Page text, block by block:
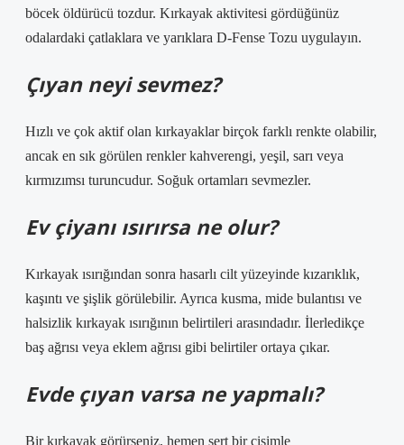
böcek öldürücü tozdur. Kırkayak aktivitesi gördüğünüz
odalardaki çatlaklara ve yarıklara D-Fense Tozu uygulayın.
Çıyan neyi sevmez?
Hızlı ve çok aktif olan kırkayaklar birçok farklı renkte olabilir,
ancak en sık görülen renkler kahverengi, yeşil, sarı veya
kırmızımsı turuncudur. Soğuk ortamları sevmezler.
Ev çiyanı ısırırsa ne olur?
Kırkayak ısırığından sonra hasarlı cilt yüzeyinde kızarıklık,
kaşıntı ve şişlik görülebilir. Ayrıca kusma, mide bulantısı ve
halsizlik kırkayak ısırığının belirtileri arasındadır. İlerledikçe
baş ağrısı veya eklem ağrısı gibi belirtiler ortaya çıkar.
Evde çıyan varsa ne yapmalı?
Bir kırkayak görürseniz, hemen sert bir cisimle